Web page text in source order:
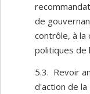
de
contrôle, à
politiques de
5.3. Revoir
d'action de